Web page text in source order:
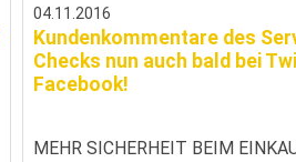
04.11.2016
Kundenkommentare des
Checks nun auch bald bei
Facebook!
MEHR SICHERHEIT BEIM